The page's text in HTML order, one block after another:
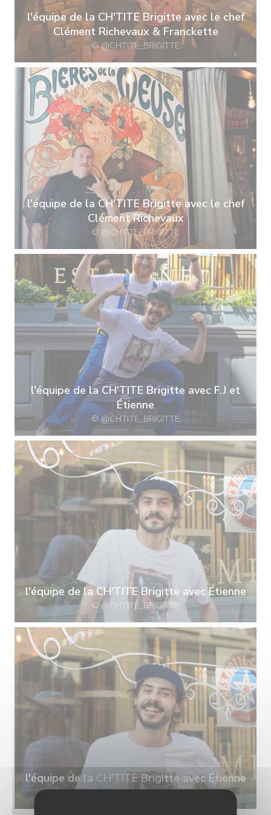
l'équipe de la CH'TITE Brigitte avec le chef
Clément Richevaux & Franckette
© @CHTITE_BRIGITTE
l'équipe de la CH'TITE Brigitte avec le chef
Clément Richevaux
© @CHTITE_BRIGITTE
l'équipe de la CH'TITE Brigitte avec F.J et
Étienne
© @CHTITE_BRIGITTE
l'équipe de la CH'TITE Brigitte avec Étienne
© @CHTITE_BRIGITTE
l'équipe de la CH'TITE Brigitte avec Étienne
© @CHTITE_BRIGITTE